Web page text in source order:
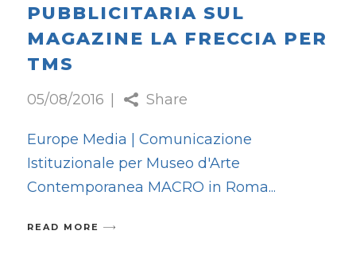
PUBBLICITARIA SUL
MAGAZINE LA FRECCIA PER
TMS
05/08/2016 Share
Europe Media | Comunicazione
Istituzionale per Museo d'Arte
Contemporanea MACRO in Roma
READ MORE